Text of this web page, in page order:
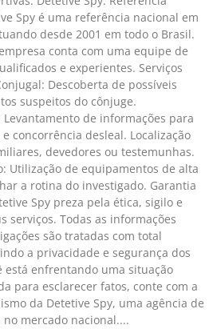
Spy é uma referência nacional em
desde 2001 em todo o Brasil.
conta com uma equipe de
e experientes. Serviços
Descoberta de possíveis
suspeitos do cônjuge.
de informações para
concorrência desleal. Localização
devedores ou testemunhas.
Utilização de equipamentos de alta
a rotina do investigado. Garantia
Spy preza pela ética, sigilo e
serviços. Todas as informações
são tratadas com total
a privacidade e segurança dos
está enfrentando uma situação
para esclarecer fatos, conte com a
da Detetive Spy, uma agência de
mercado nacional.